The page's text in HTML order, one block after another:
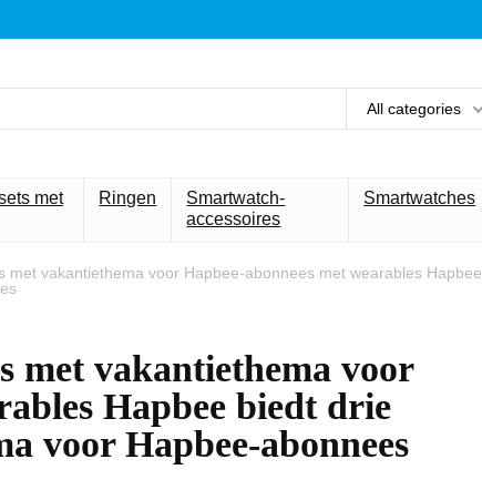
All categories
met
Ringen
Smartwatch-
accessoires
Smartwatches
met vakantiethema voor Hapbee-abonnees met wearables Hapbee
met vakantiethema voor
Hapbee biedt drie
voor Hapbee-abonnees